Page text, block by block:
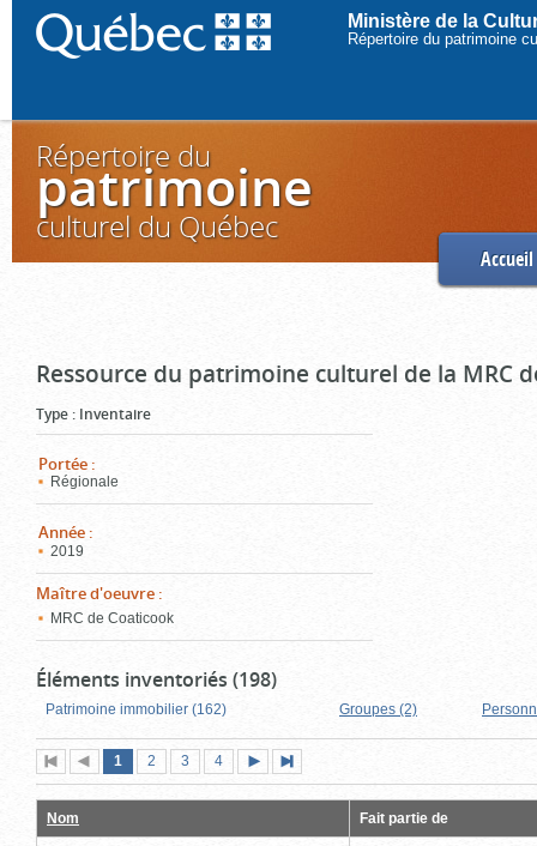
Ministère de la
Répertoire du patrimoine
Répertoire du
patrimoine
culturel du Québec
Accueil
Ressource du patrimoine culturel de la MRC
Type : Inventaire
Portée :
Régionale
Année :
2019
Maître d'oeuvre :
MRC de Coaticook
Éléments inventoriés (198)
Patrimoine immobilier (162) Groupes (2)
Première
page
Page
précédente
Page
1 (page
actuelle)
Page
2 Page
3 Page
4
suivante
page
Nom Fait partie de